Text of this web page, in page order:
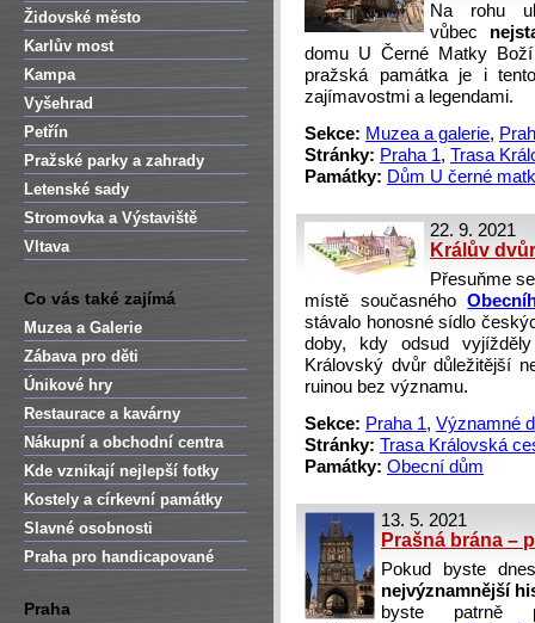
Židovské město
Karlův most
Kampa
Vyšehrad
Petřín
Pražské parky a zahrady
Letenské sady
Stromovka a Výstaviště
Vltava
Co vás také zajímá
Muzea a Galerie
Zábava pro děti
Únikové hry
Restaurace a kavárny
Nákupní a obchodní centra
Kde vznikají nejlepší fotky
Kostely a církevní památky
Slavné osobnosti
Praha pro handicapované
Praha
Na rohu
vůbec
domu U Černé Matky
pražská památka je i
zajímavostmi a legendami.
Sekce: Muzea a galerie,
Stránky: Praha 1, Trasa
Památky: Dům U černé
22. 9. 2021
Králův
Přesuňme
místě současného
stávalo honosné sídlo
doby, kdy odsud
Královský dvůr důležitější
ruinou bez významu.
Sekce: Praha 1, Významné
Stránky: Trasa Královská
Památky: Obecní dům
13. 5. 2021
Prašná brána –
Pokud byste
nejvýznamnější
byste patrně